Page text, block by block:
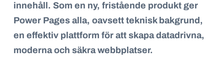
innehåll. Som en ny, fristående produkt ger
Power Pages alla, oavsett teknisk bakgrund,
en effektiv plattform för att skapa datadrivna,
moderna och säkra webbplatser.